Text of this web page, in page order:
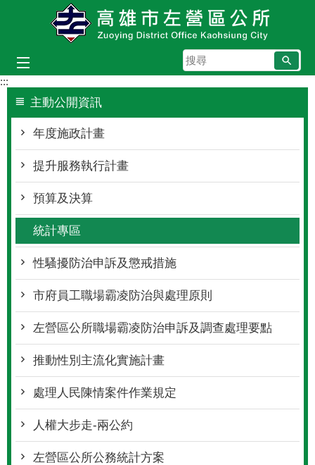
跳到主要內容區塊
搜
尋
:::
主動公開資訊
年度施政計畫
提升服務執行計畫
預算及決算
統計專區
性騷擾防治申訴及懲戒措施
市府員工職場霸凌防治與處理原則
左營區公所職場霸凌防治申訴及調查處理要點
推動性別主流化實施計畫
處理人民陳情案件作業規定
人權大步走-兩公約
左營區公所公務統計方案